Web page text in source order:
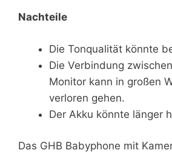
Nachteile
Die Tonqualität könnte
Die Verbindung
Monitor kann in großen
verloren gehen.
Der Akku könnte länger
Das GHB Babyphone mit